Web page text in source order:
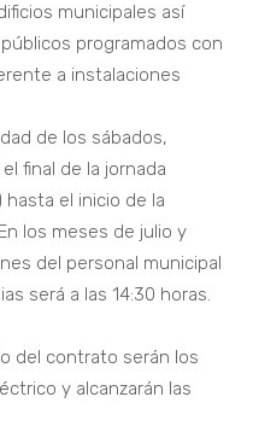
municipales así
programados con
a instalaciones
de los sábados,
final de la jornada
hasta el inicio de la
los meses de julio y
del personal municipal
será a las 14:30 horas.
del contrato serán los
y alcanzarán las